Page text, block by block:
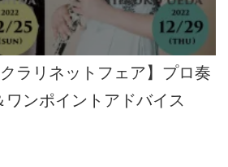
ラリネットフェア】プロ奏
ンポイントアドバイス